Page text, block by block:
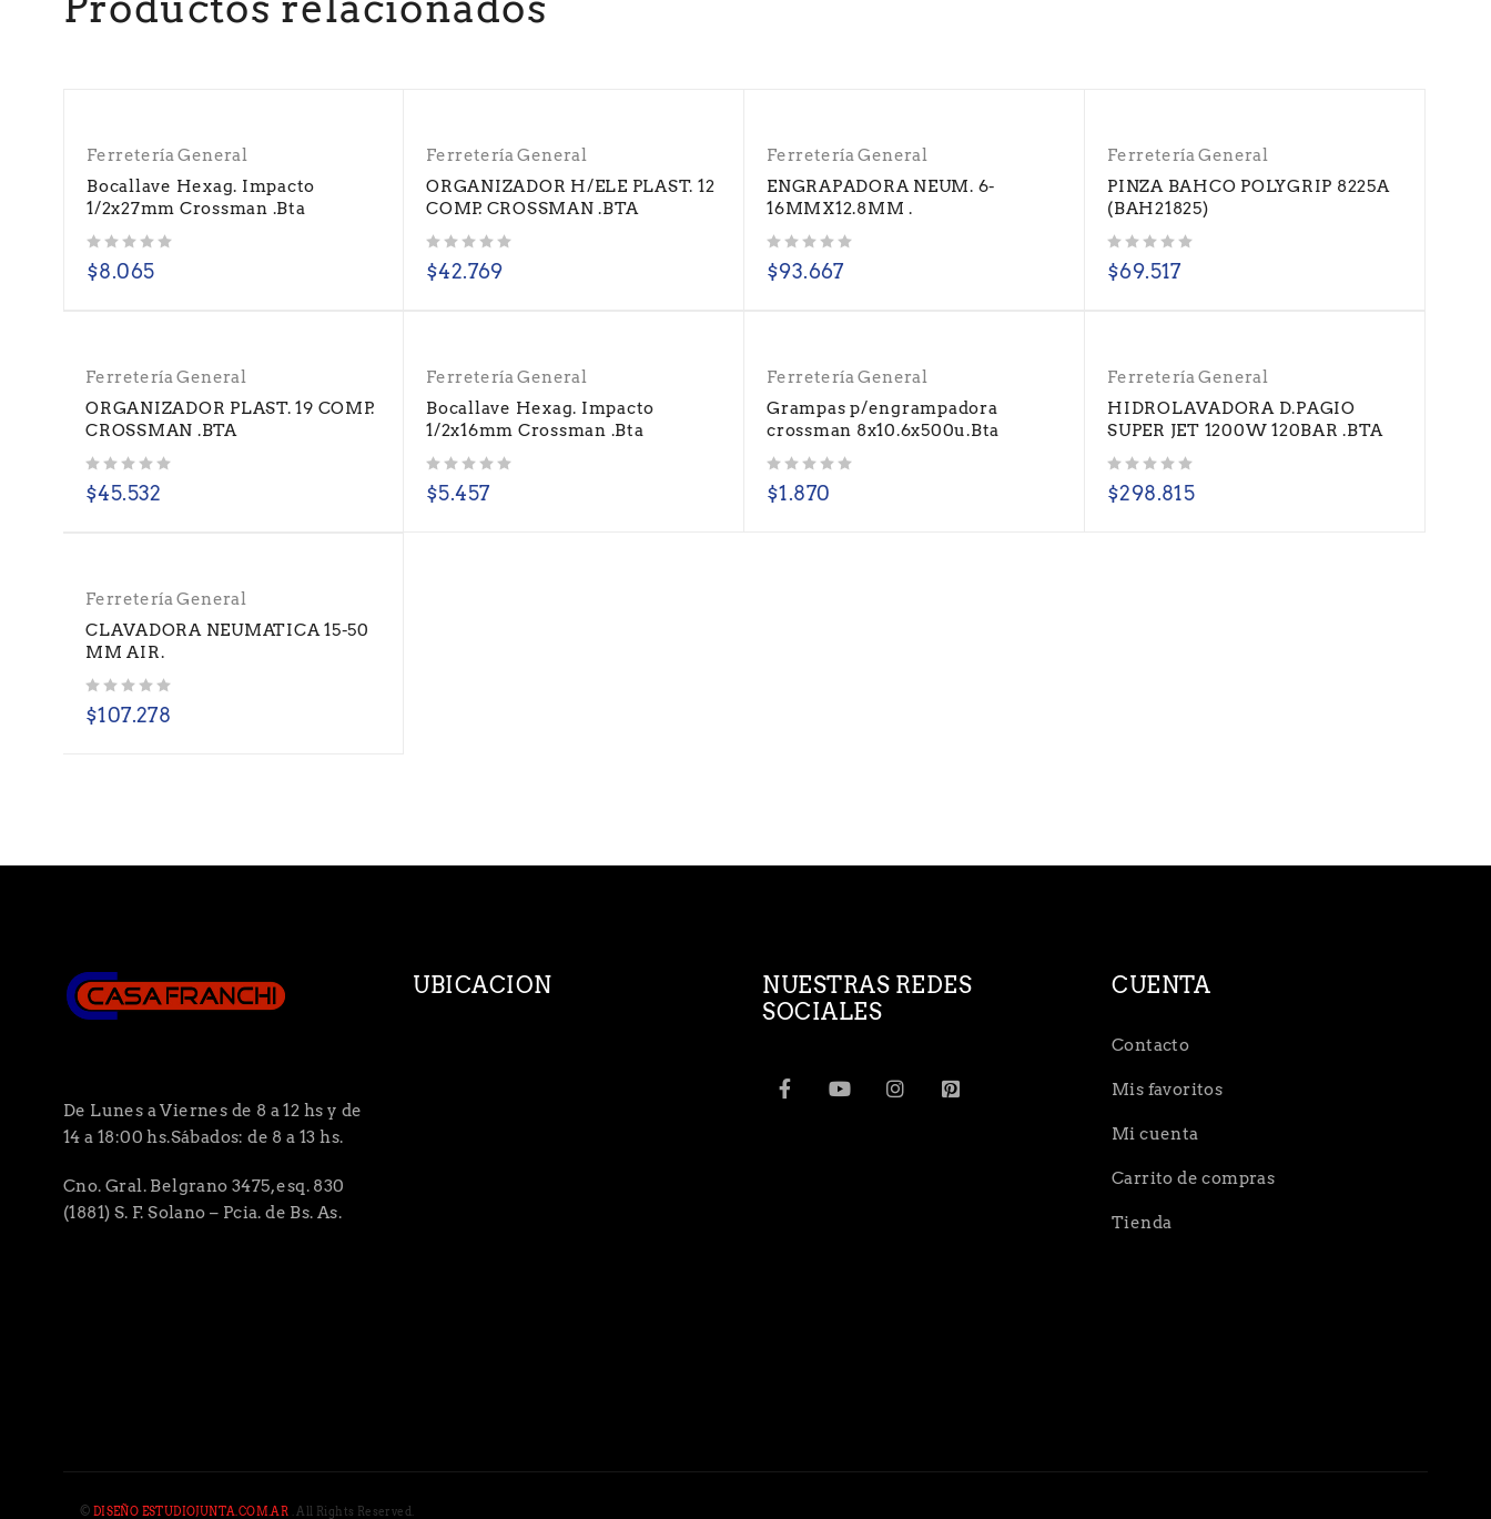
Ferretería General
Bocallave Hexag. Impacto
1/2x27mm Crossman .Bta
$8.065
Ferretería General
ORGANIZADOR H/ELE PLAST. 12
COMP. CROSSMAN .BTA
$42.769
Ferretería General
ENGRAPADORA NEUM. 6-
16MMX12.8MM .
$93.667
Ferretería General
PINZA BAHCO POLYGRIP 8225A
(BAH21825)
$69.517
Ferretería General
ORGANIZADOR PLAST. 19 COMP.
CROSSMAN .BTA
$45.532
Ferretería General
Bocallave Hexag. Impacto
1/2x16mm Crossman .Bta
$5.457
Ferretería General
Grampas p/engrampadora
crossman 8x10.6x500u.Bta
$1.870
Ferretería General
HIDROLAVADORA D.PAGIO
SUPER JET 1200W 120BAR .BTA
$298.815
Ferretería General
CLAVADORA NEUMATICA 15-50
MM AIR.
$107.278
De Lunes a Viernes de 8 a 12 hs y de
14 a 18:00 hs.Sábados: de 8 a 13 hs.
Cno. Gral. Belgrano 3475, esq. 830
(1881) S. F. Solano – Pcia. de Bs. As.
UBICACION
NUESTRAS REDES
SOCIALES
CUENTA
Contacto
Mis favoritos
Mi cuenta
Carrito de compras
Tienda
© DISEÑO ESTUDIOJUNTA.COM.AR . All Rights Reserved.